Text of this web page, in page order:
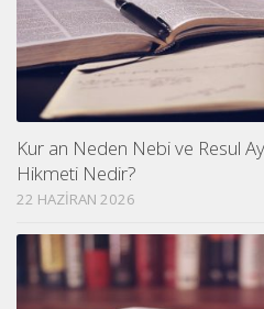
Kur an Neden Nebi ve Resul
Hikmeti Nedir?
22 HAZIRAN 2026